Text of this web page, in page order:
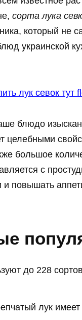
сорта лука
который не
украинской
лук севок тут
блюдо
целебными
большое
с
и повышать
до 228
лук